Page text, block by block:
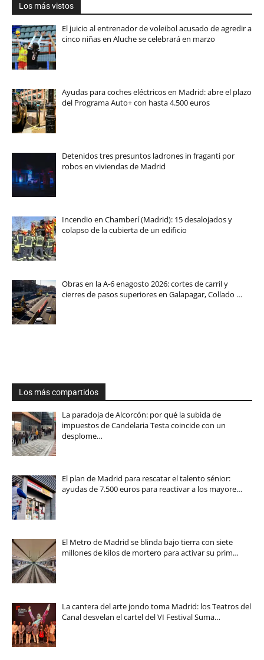
Los más vistos
El juicio al entrenador de voleibol acusado de agredir a
cinco niñas en Aluche se celebrará en marzo
Ayudas para coches eléctricos en Madrid: abre el plazo
del Programa Auto+ con hasta 4.500 euros
Detenidos tres presuntos ladrones in fraganti por
robos en viviendas de Madrid
Incendio en Chamberí (Madrid): 15 desalojados y
colapso de la cubierta de un edificio
Obras en la A-6 enagosto 2026: cortes de carril y
cierres de pasos superiores en Galapagar, Collado …
Los más compartidos
La paradoja de Alcorcón: por qué la subida de
impuestos de Candelaria Testa coincide con un
desplome…
El plan de Madrid para rescatar el talento sénior:
ayudas de 7.500 euros para reactivar a los mayore…
El Metro de Madrid se blinda bajo tierra con siete
millones de kilos de mortero para activar su prim…
La cantera del arte jondo toma Madrid: los Teatros del
Canal desvelan el cartel del VI Festival Suma…